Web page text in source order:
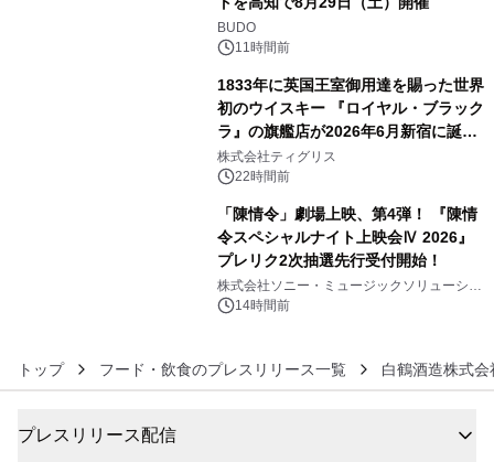
BUDO
11時間前
1833年に英国王室御用達を賜った世界
初のウイスキー 『ロイヤル・ブラック
ラ』の旗艦店が2026年6月新宿に誕
生 バカルディ ジャパンと連携した
没入型バー「BAR Arca」
株式会社ティグリス
22時間前
「陳情令」劇場上映、第4弾！ 『陳情
令スペシャルナイト上映会Ⅳ 2026』
プレリク2次抽選先行受付開始！
株式会社ソニー・ミュージックソリューショ
ンズ14時間前
トップ フード・飲食のプレスリリース一覧 白鶴酒造株式会
プレスリリース配信